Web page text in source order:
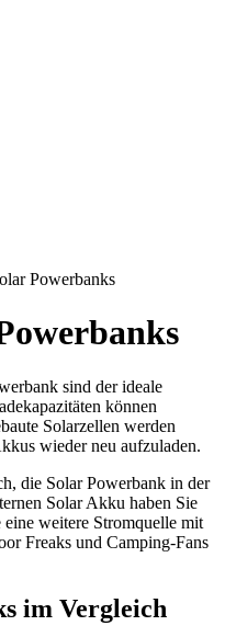
Powerbanks
sind der ideale
können
Solarzellen werden
wieder neu aufzuladen.
die Solar Powerbank in der
Solar Akku haben Sie
weitere Stromquelle mit
Freaks und Camping-Fans
im Vergleich